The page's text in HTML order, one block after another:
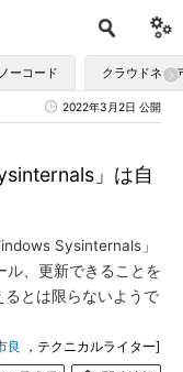
ーコード クラウドネイ
2022年3月2日 公開
」は自
Sysinternals」
、更新できることを
とは限らないようで
良
，テクニカルライター]